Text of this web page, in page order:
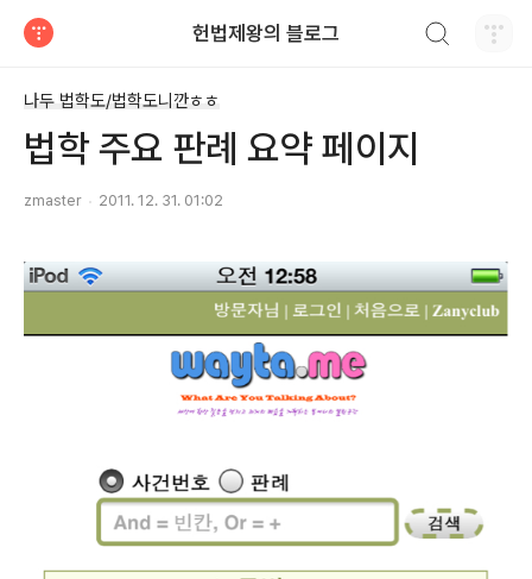
헌법제왕의 블로그
나두 법학도/법학도니깐ㅎㅎ
법학 주요 판례 요약 페이지
zmaster 2011. 12. 31. 01:02